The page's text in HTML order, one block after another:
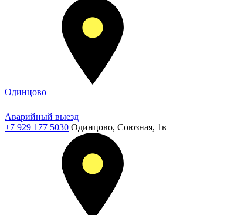
Одинцово
Аварийный выезд
+7 929 177 5030 Одинцово, Союзная, 1в